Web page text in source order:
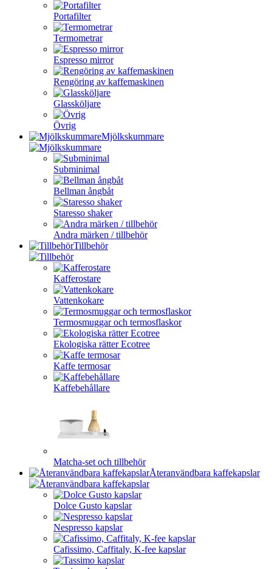
Portafilter
Termometrar
Espresso mirror
Rengöring av kaffemaskinen
Glassköljare
Övrig
Mjölkskummare
Subminimal
Bellman ångbåt
Staresso shaker
Andra märken / tillbehör
Tillbehör
Kafferostare
Vattenkokare
Termosmuggar och termosflaskor
Ekologiska rätter Ecotree
Kaffe termosar
Kaffebehållare
Matcha-set och tillbehör
Återanvändbara kaffekapslar
Dolce Gusto kapslar
Nespresso kapslar
Cafissimo, Caffitaly, K-fee kapslar